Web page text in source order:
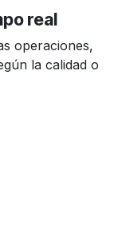
real
operaciones,
la calidad o